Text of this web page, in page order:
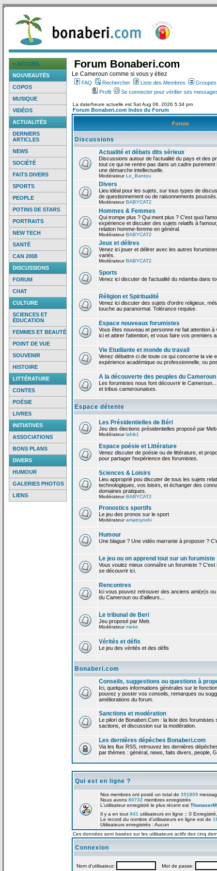
> ACCUEIL
NOUVEAUTÉS
COPOS
MUSIQUE
VIDÉOS
ACTUALITÉS
DERNIERS
ARTICLES
NEWS
SOCIÉTÉ
FAITS DIVERS
SPORTS
PEOPLE
POTINS DE STARS
PORTRAITS
NEW TECH
SANTÉ
CAN 2008
DISCUSSIONS
FORUM
CHAT
CULTURE
SCIENCES ET
ÉDUCATION
FEMMES ET BEAUTÉ
POINT DE VUE
SOUVENIR
HISTOIRE
LITTÉRATURE
CONTES
POÉSIE
LIVRES
INITIATIVES
ASSOCIATIONS
BONS PLANS
DIVERS
HUMOUR
GALERIES PHOTOS
LIENS
Forum Bonaberi.com
Le Cameroun comme si vous y étiez
FAQ Rechercher Liste des Membres
Profil
Se connecter pour vérifier ses
La date/heure actuelle est Sat Aug 08, 2026 5:34 pm
Forum Bonaberi.com Index du Forum
Forum
Discussions
Actualité et débats dits sérieux
Discussions autour de l'actualité du pays et des
tout ce qui ne rentre pas dans un cadre
une démarche intellectuelle.
ModérateurLe_Bantou
Divers
Lieu idéal pour les sujets, sur tous types de
de questionnement ou de raisonnements
ModérateurBABYCAT2
Hommes & Femmes
Qui trompe plus ? Qui ment plus ? C'est quoi
expérience et discuter des sujets relatifs à
relation homme-femme en général.
ModérateurBABYCAT2
Jeux et délires
Venez ici jouer et délirer avec les autres
variés.
ModérateurBABYCAT2
Sports
Venez ici discuter de l'actualité du ndamba dans
Réligion et Spiritualité
Venez ici discuter des sujets d'ordre religieux,
touche au paranormal. Tolérance requise.
Espace nouveaux forumistes
Vous êtes nouveau et personne ne fait attention
ici et attirer l'attention, et vous faire vos premiers
Vie Etudiante et monde du travail
Venez débattre ci de toute ce qui concerne la vie
expérience académique ou professionnelle, ou
A la découverte des peuples du Cameroun
Les forumistes nous font découvrir le
et tribus camerounaises.
Espace détente
Les Présidentielles de Béri
Jeu des élections présidentielles proposé par Meb
Modérateurlafrik1
Espace poésie et Littérature
Venez discuter de poésie ou de littérature, et
pour partager l'expérience des forumistes.
Sciences & Loisirs
Lieu approprié pou discuter de tous les sujets
technologiques, vos loisirs, et échanger des
domaines pratiques.
ModérateurBABYCAT2
Pronostics sportifs
Le jeu des pronos sur le sport
Modérateuramatoyoshi
Humour
Une blague ? Une vidéo marrante à proposer ?
Le jeu ou on apprend tout sur un forumiste
Vous voulez mieux connaître un forumiste ? C'est
se découvrir ici.
Rencontres
Ici vous pouvez retrouver des anciens ami(e)s
du Cameroun ou d'ailleurs...
Le tribunal de Beri
Jeu proposé par Meb.
Modérateurmeke
Vérités et défis
Le jeu des vérités et des défis
Bonaberi.com
Conseils, suggestions ou questions à
Ici, quelques informations générales sur le
pouvez y poster vos conseils, remarques ou
améliorations du forum.
Sanctions et modération
Le pilori de Bonaberi.Com : la liste des
sactions, et discussion sur la modération.
Les dernières dépèches Bonaberi.com
Via les flux RSS, retrouvez les dernières
par thèmes : général, news, faits divers, people,
Qui est en ligne ?
Nos membres ont posté un total de 391809
Nous avons 80732 membres enregistrés
L'utilisateur enregistré le plus récent est
Il y a en tout 841 utilisateurs en ligne :: 0
Le record du nombre d'utilisateurs en ligne est de
Utilisateurs enregistrés : Aucun
Ces données sont basées sur les utilisateurs actifs des cinq
Connexion
Nom d'utilisateur: Mot de passe: